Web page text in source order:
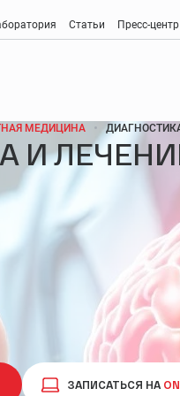
Статьи Пресс-центр
МЕДИЦИНА
И
ЗАПИСАТЬСЯ НА